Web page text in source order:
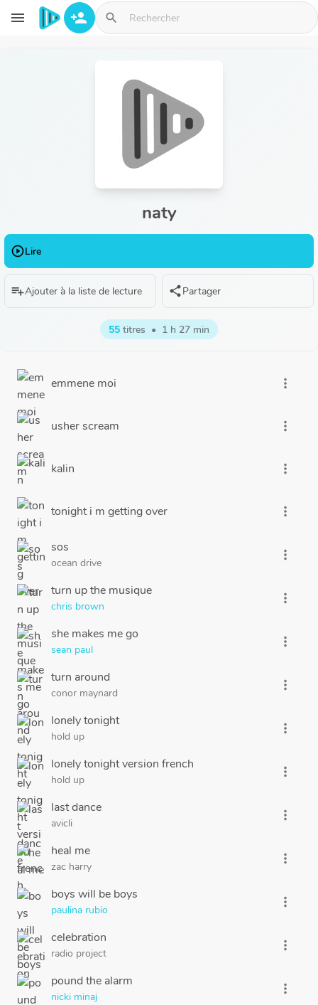
Aller au contenu principal
menu person_add search
naty
play_circle_outlineLire
playlist_addAjouter à la liste de lecture sharePartager
55 titres • 1 h 27 min
emmene moi more_vert
usher scream more_vert
kalin more_vert
tonight i m getting over more_vert
sos
ocean drive
more_vert
turn up the musique
chris brown
more_vert
she makes me go
sean paul
more_vert
turn around
conor maynard
more_vert
lonely tonight
hold up
more_vert
lonely tonight version french
hold up
more_vert
last dance
avicli
more_vert
heal me
zac harry
more_vert
boys will be boys
paulina rubio
more_vert
celebration
radio project
more_vert
pound the alarm
nicki minaj
more_vert